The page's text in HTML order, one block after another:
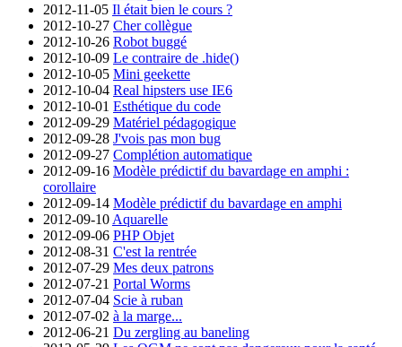
2012-11-05 Il était bien le cours ?
2012-10-27 Cher collègue
2012-10-26 Robot buggé
2012-10-09 Le contraire de .hide()
2012-10-05 Mini geekette
2012-10-04 Real hipsters use IE6
2012-10-01 Esthétique du code
2012-09-29 Matériel pédagogique
2012-09-28 J'vois pas mon bug
2012-09-27 Complétion automatique
2012-09-16 Modèle prédictif du bavardage en amphi :
corollaire
2012-09-14 Modèle prédictif du bavardage en amphi
2012-09-10 Aquarelle
2012-09-06 PHP Objet
2012-08-31 C'est la rentrée
2012-07-29 Mes deux patrons
2012-07-21 Portal Worms
2012-07-04 Scie à ruban
2012-07-02 à la marge...
2012-06-21 Du zergling au baneling